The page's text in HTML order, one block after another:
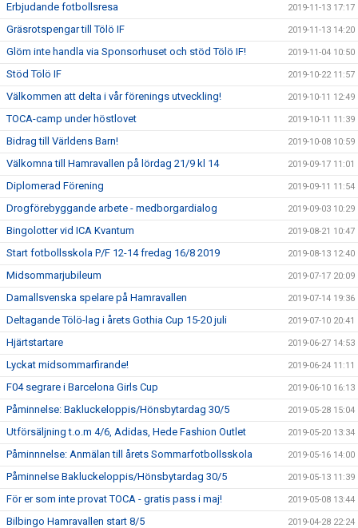
Erbjudande fotbollsresa 2019-11-13 17:17
Gräsrotspengar till Tölö IF 2019-11-13 14:20
Glöm inte handla via Sponsorhuset och stöd Tölö IF! 2019-11-04 10:50
Stöd Tölö IF 2019-10-22 11:57
Välkommen att delta i vår förenings utveckling! 2019-10-11 12:49
TOCA-camp under höstlovet 2019-10-11 11:39
Bidrag till Världens Barn! 2019-10-08 10:59
Välkomna till Hamravallen på lördag 21/9 kl 14 2019-09-17 11:01
Diplomerad Förening 2019-09-11 11:54
Drogförebyggande arbete - medborgardialog 2019-09-03 10:29
Bingolotter vid ICA Kvantum 2019-08-21 10:47
Start fotbollsskola P/F 12-14 fredag 16/8 2019 2019-08-13 12:40
Midsommarjubileum 2019-07-17 20:09
Damallsvenska spelare på Hamravallen 2019-07-14 19:36
Deltagande Tölö-lag i årets Gothia Cup 15-20 juli 2019-07-10 20:41
Hjärtstartare 2019-06-27 14:53
Lyckat midsommarfirande! 2019-06-24 11:11
F04 segrare i Barcelona Girls Cup 2019-06-10 16:13
Påminnelse: Bakluckeloppis/Hönsbytardag 30/5 2019-05-28 15:04
Utförsäljning t.o.m 4/6, Adidas, Hede Fashion Outlet 2019-05-20 13:34
Påminnnelse: Anmälan till årets Sommarfotbollsskola 2019-05-16 14:00
Påminnelse Bakluckeloppis/Hönsbytardag 30/5 2019-05-13 11:39
För er som inte provat TOCA - gratis pass i maj! 2019-05-08 13:44
Bilbingo Hamravallen start 8/5 2019-04-28 22:24